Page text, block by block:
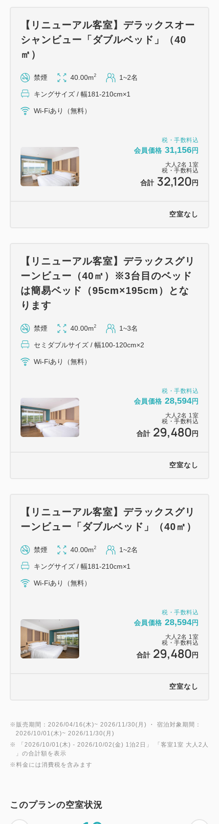
税・手数料込
会員価格 31,156円
大人 2名 1室
税・手数料込
合計 32,120 円
【リニューアル客室】デラックスオー
シャンビュー「ダブルベッド」（40
㎡）
禁煙 40.00m2 1~2名
キングサイズ / 幅181-210cm×1
Wi-Fiあり（無料）
空室なし
税・手数料込
会員価格 28,594円
大人 2名 1室
税・手数料込
合計 29,480 円
【リニューアル客室】デラックスグリ
ーンビュー（40㎡）※3台目のベッド
は簡易ベッド（95cm×195cm）とな
ります
禁煙 40.00m2 1~3名
セミダブルサイズ / 幅100-120cm×2
Wi-Fiあり（無料）
空室なし
税・手数料込
会員価格 28,594円
大人 2名 1室
税・手数料込
合計 29,480 円
【リニューアル客室】デラックスグリ
ーンビュー「ダブルベッド」（40㎡）
禁煙 40.00m2 1~2名
キングサイズ / 幅181-210cm×1
Wi-Fiあり（無料）
空室なし
※販売期間：2026/04/16(木)~ 2026/11/30(月) ・ 宿泊対象期間：
2026/10/01(木)~ 2026/11/30(月)
※ 「 2026/10/01(木) - 2026/10/02(金) 1泊2日 」 「 客室1室 大人2人
」の合計額を表示
※料金には消費税を含みます
このプランの空室状況